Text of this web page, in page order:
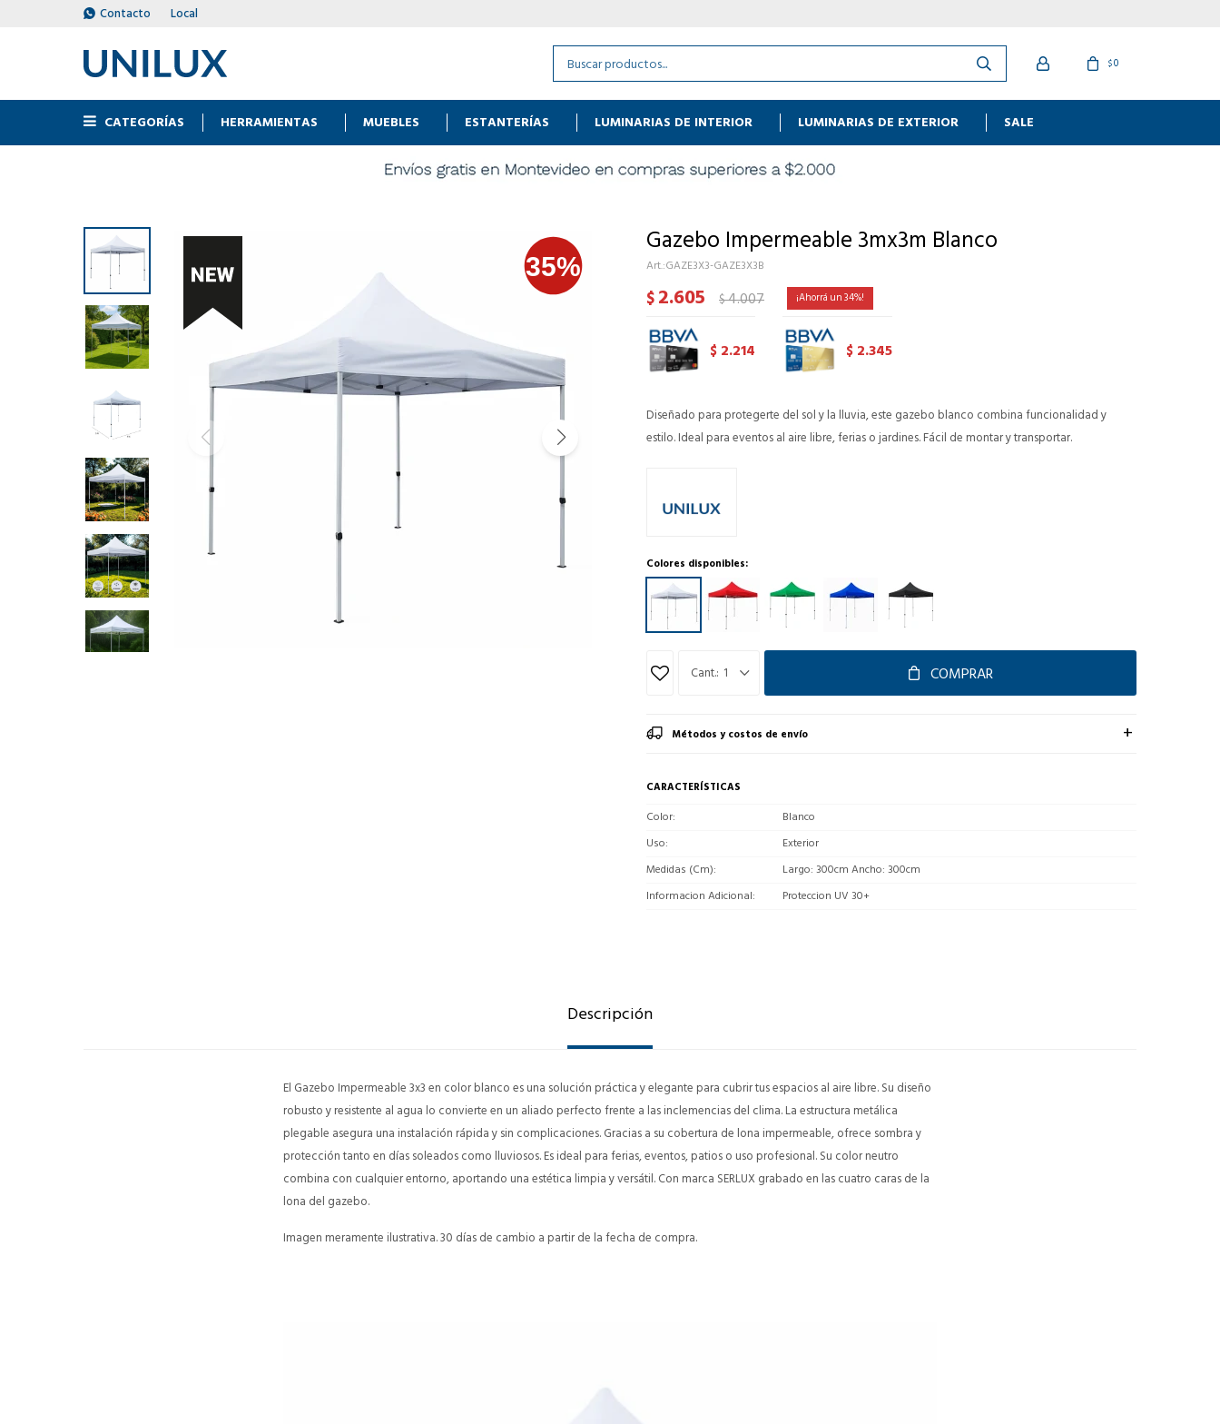
CATEGORÍAS HERRAMIENTAS MUEBLES ESTANTERÍAS LUMINARIAS DE INTERIOR LUMINARIAS DE EXTERIOR SALE
$0
Contacto Local
Gazebo Impermeable 3mx3m Blanco
GAZE3X3-GAZE3X3B
$2.605 $4.007 34
$ 2.214 $ 2.345
Diseñado para protegerte del sol y la lluvia, este gazebo blanco combina funcionalidad y
estilo. Ideal para eventos al aire libre, ferias o jardines. Fácil de montar y transportar.
Colores disponibles:
1 COMPRAR
Métodos y costos de envío
CARACTERÍSTICAS
Color
Blanco
Uso
Exterior
Medidas (Cm)
Largo: 300cm Ancho: 300cm
Informacion Adicional
Proteccion UV 30+
Descripción
El Gazebo Impermeable 3x3 en color blanco es una solución práctica y elegante para cubrir tus espacios al aire libre. Su diseño
robusto y resistente al agua lo convierte en un aliado perfecto frente a las inclemencias del clima. La estructura metálica
plegable asegura una instalación rápida y sin complicaciones. Gracias a su cobertura de lona impermeable, ofrece sombra y
protección tanto en días soleados como lluviosos. Es ideal para ferias, eventos, patios o uso profesional. Su color neutro
combina con cualquier entorno, aportando una estética limpia y versátil. Con marca SERLUX grabado en las cuatro caras de la
lona del gazebo.
Imagen meramente ilustrativa. 30 días de cambio a partir de la fecha de compra.